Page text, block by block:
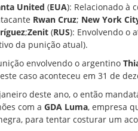
United (EUA): Relacionado à
Rwan Cruz; New York
;Zenit (RUS): Envolvendo o
da punição atual).
envolvendo o argentino
caso aconteceu em 31 de
deste ano, o então
com a GDA Luma, empresa
para tentar costurar um